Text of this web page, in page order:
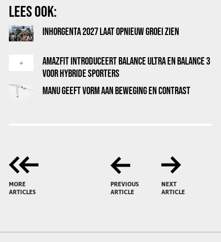
LEES OOK:
INHORGENTA 2027 LAAT OPNIEUW GROEI ZIEN
AMAZFIT INTRODUCEERT BALANCE ULTRA EN BALANCE 3
VOOR HYBRIDE SPORTERS
MANU GEEFT VORM AAN BEWEGING EN CONTRAST
MORE
ARTICLES
PREVIOUS
ARTICLE
NEXT
ARTICLE